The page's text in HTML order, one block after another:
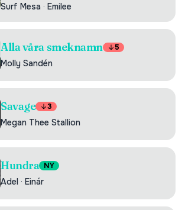
Surf Mesa · Emilee
Alla våra smeknamn 5
Molly Sandén
Savage 3
Megan Thee Stallion
Hundra NY
Adel · Einár